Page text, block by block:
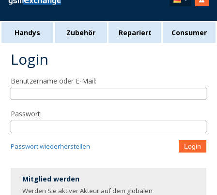
Handys Zubehör Repariert Consumer
Login
Benutzername oder E-Mail:
Passwort:
Passwort wiederherstellen Login
Mitglied werden
Werden Sie aktiver Akteur auf dem globalen